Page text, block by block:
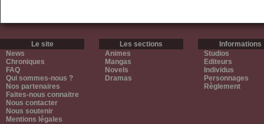
Le site
News
Chroniques
FAQ
Qui sommes-nous ?
Nos partenaires
Faites-nous connaitre
Nous contacter
Nous soutenir
Mentions légales
Les sections
Animes
Mangas
Novels
Dramas
Informations
Studios
Editeurs
Individus
Personnages
Règlement